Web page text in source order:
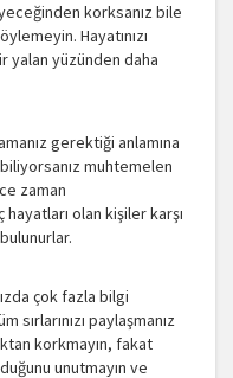
korksanız bile
Hayatınızı
yalan yüzünden daha
gerektiği anlamına
muhtemelen
zaman
olan kişiler karşı
çok fazla bilgi
sırlarınızı paylaşmanız
korkmayın, fakat
unutmayın ve